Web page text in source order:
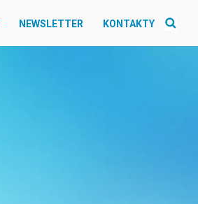
NEWSLETTER KONTAKTY